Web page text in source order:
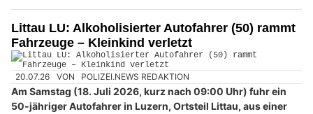
Littau LU: Alkoholisierter Autofahrer (50) rammt
Fahrzeuge – Kleinkind verletzt
20.07.26 VON POLIZEI.NEWS REDAKTION
Am Samstag (18. Juli 2026, kurz nach 09:00 Uhr) fuhr ein
50-jähriger Autofahrer in Luzern, Ortsteil Littau, aus einer